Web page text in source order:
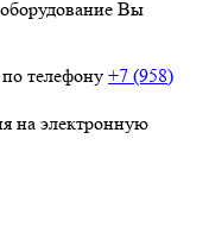
оборудование Вы
телефону +7 (958)
на электронную